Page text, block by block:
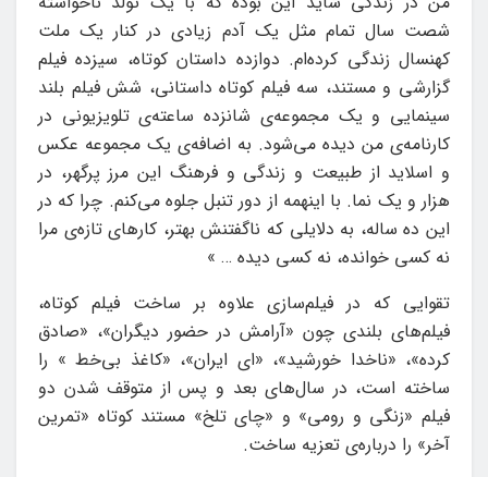
شصت سال تمام مثل یک آدم زیادی در کنار یک ملت
کهنسال زندگی کرده‌ام. دوازده داستان کوتاه، سیزده فیلم
گزارشی و مستند، سه فیلم کوتاه داستانی، شش فیلم بلند
سینمایی و یک مجموعه‌ی شانزده ساعته‌ی تلویزیونی در
کارنامه‌ی من دیده می‌شود. به اضافه‌ی یک مجموعه‌ عکس
و اسلاید از طبیعت و زندگی و فرهنگ این مرز پرگهر، در
هزار و یک نما. با اینهمه از دور تنبل جلوه می‌کنم. چرا که در
این ده ساله، به دلایلی که ناگفتنش بهتر، کارهای تازه‌ی مرا
نه کسی خوانده، نه کسی دیده … »
تقوایی که در فیلم‌سازی علاوه بر ساخت فیلم کوتاه،
فیلم‌های بلندی چون «آرامش در حضور دیگران»، «صادق
کرده»، «ناخدا خورشید»، «ای ایران»، «کاغذ بی‌خط » را
ساخته است، در سال‌های بعد و پس از متوقف شدن دو
فیلم «زنگی و رومی» و «چای تلخ» مستند کوتاه «تمرین
آخر» را درباره‌ی تعزیه ساخت.